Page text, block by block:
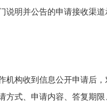
说明并公告的申请接收渠
机构收到信息公开申请后
方式、申请内容、答复期